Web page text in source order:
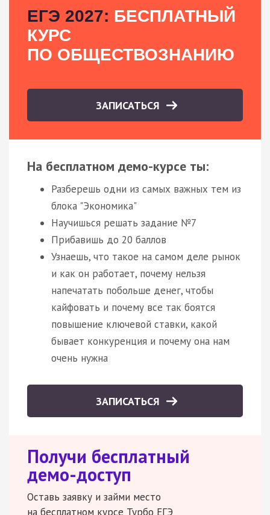
ЕГЭ 2027: БЕСПЛАТНЫЙ
КУРС
ПО ОБЩЕСТВОЗНАНИЮ
ЗАПИСАТЬСЯ
На бесплатном демо-курсе ты:
Разберешь одни из самых важных тем из
блока "Экономика"
Научишься решать задание №7
Прибавишь до 20 баллов
Узнаешь, что такое на самом деле рынок
и как он работает, почему нельзя
напечатать побольше денег, чтобы
кайфовать и почему все так боятся
повышение ключевой ставки, какой
бывает конкуренция и почему она нам
очень нужна
ЗАПИСАТЬСЯ
Получи бесплатный
демо-доступ
Оставь заявку и займи место
на бесплатном курсе Турбо ЕГЭ